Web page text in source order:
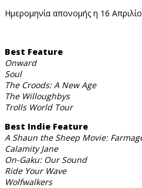
Ημερομηνία απονομής η 16
Best Feature
Onward
Soul
The Croods: A New Age
The Willoughbys
Trolls World Tour
Best Indie Feature
A Shaun the Sheep Movie:
Calamity Jane
On-Gaku: Our Sound
Ride Your Wave
Wolfwalkers